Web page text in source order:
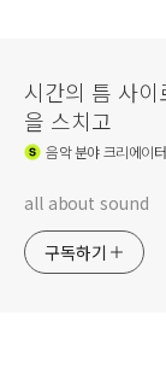
시간의 틈 사
을 스치고
음악분야 크리에이터
all about sound
구독하기